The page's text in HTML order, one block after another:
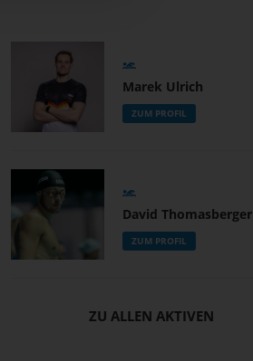
Marek Ulrich
ZUM PROFIL
David Thomasberger
ZUM PROFIL
ZU ALLEN AKTIVEN